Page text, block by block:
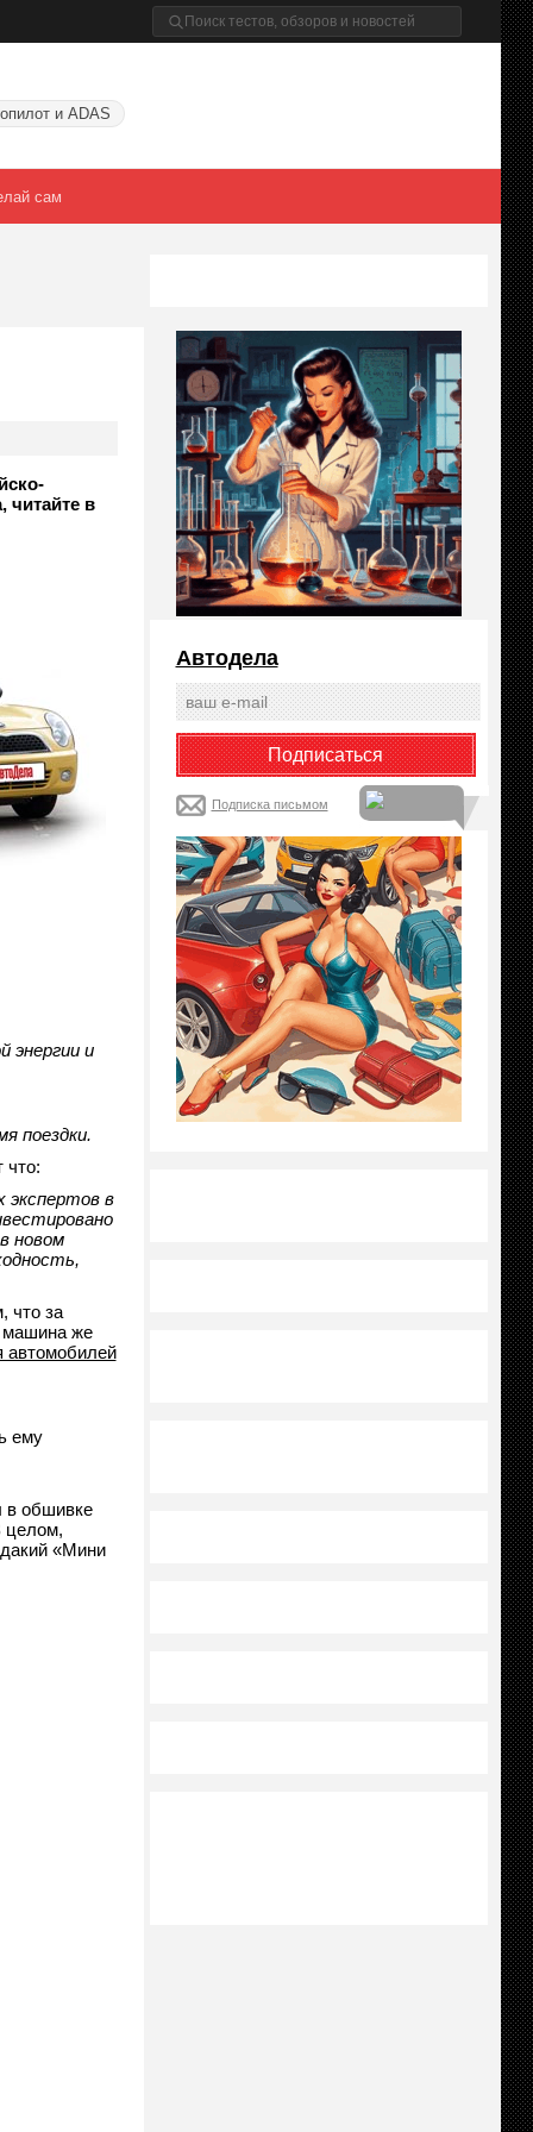
и ADAS
сам
читайте в
энергии и
поездки.
что:
экспертов в
новом
что за
машина же
автомобилей
ему
в обшивке
целом,
«Мини
Автодела
Подписка письмом